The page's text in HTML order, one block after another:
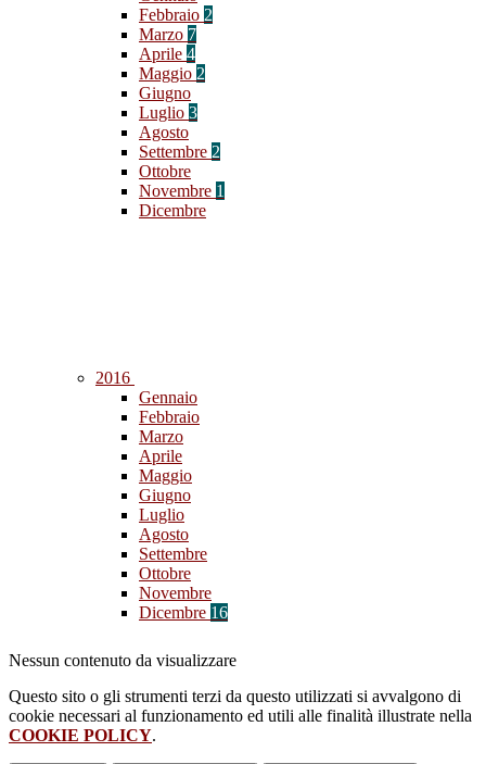
Febbraio 2
Marzo 7
Aprile 4
Maggio 2
Giugno
Luglio 3
Agosto
Settembre 2
Ottobre
Novembre 1
Dicembre
2016
Gennaio
Febbraio
Marzo
Aprile
Maggio
Giugno
Luglio
Agosto
Settembre
Ottobre
Novembre
Dicembre 16
Nessun contenuto da visualizzare
Questo sito o gli strumenti terzi da questo utilizzati si avvalgono di
cookie necessari al funzionamento ed utili alle finalità illustrate nella
COOKIE POLICY.